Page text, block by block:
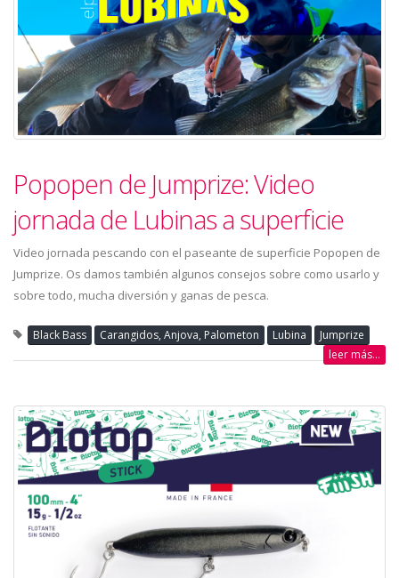
Popopen de Jumprize: Video
jornada de Lubinas a superficie
Video jornada pescando con el paseante de superficie Popopen de
Jumprize. Os damos también algunos consejos sobre como usarlo y
sobre todo, mucha diversión y ganas de pesca.
Black Bass Carangidos, Anjova, Palometon Lubina
Jumprize
leer más...